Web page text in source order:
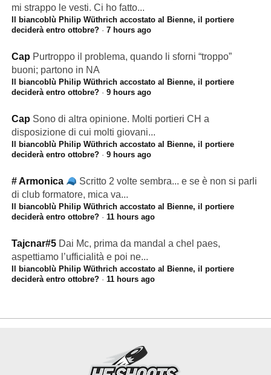
mi strappo le vesti. Ci ho fatto...
Il biancoblù Philip Wüthrich accostato al Bienne, il portiere
deciderà entro ottobre?· 7 hours ago
Cap Purtroppo il problema, quando li sforni “troppo”
buoni; partono in NA
Il biancoblù Philip Wüthrich accostato al Bienne, il portiere
deciderà entro ottobre?· 9 hours ago
Cap Sono di altra opinione. Molti portieri CH a
disposizione di cui molti giovani...
Il biancoblù Philip Wüthrich accostato al Bienne, il portiere
deciderà entro ottobre?· 9 hours ago
# Armonica
Scritto 2 volte sembra... e se è non si parli
di club formatore, mica va...
Il biancoblù Philip Wüthrich accostato al Bienne, il portiere
deciderà entro ottobre?· 11 hours ago
Tajcnar#5 Dai Mc, prima da mandal a chel paes,
aspettiamo l’ufficialità e poi ne...
Il biancoblù Philip Wüthrich accostato al Bienne, il portiere
deciderà entro ottobre?· 11 hours ago